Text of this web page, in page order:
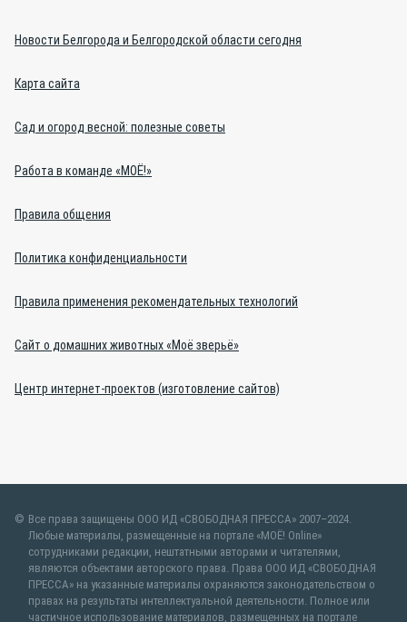
Новости Белгорода и Белгородской области сегодня
Карта сайта
Сад и огород весной: полезные советы
Работа в команде «МОЁ!»
Правила общения
Политика конфиденциальности
Правила применения рекомендательных технологий
Сайт о домашних животных «Моё зверьё»
Центр интернет-проектов (изготовление сайтов)
Все права защищены ООО ИД «СВОБОДНАЯ ПРЕССА» 2007–2024.
Любые материалы, размещенные на портале «МОЁ! Online»
сотрудниками редакции, нештатными авторами и читателями,
являются объектами авторского права. Права ООО ИД «СВОБОДНАЯ
ПРЕССА» на указанные материалы охраняются законодательством о
правах на результаты интеллектуальной деятельности. Полное или
частичное использование материалов, размещенных на портале